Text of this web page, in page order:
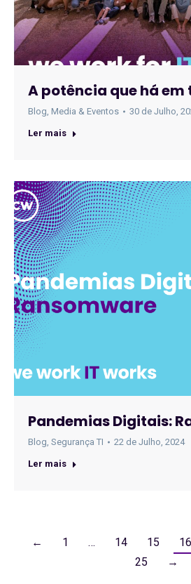
A potência que há em
Blog, Media & Eventos 30 de Julho,
Ler mais
Pandemias Digitais:
Blog, Segurança TI 22 de Julho, 2024
Ler mais
← 1 … 14 15 16
25
→